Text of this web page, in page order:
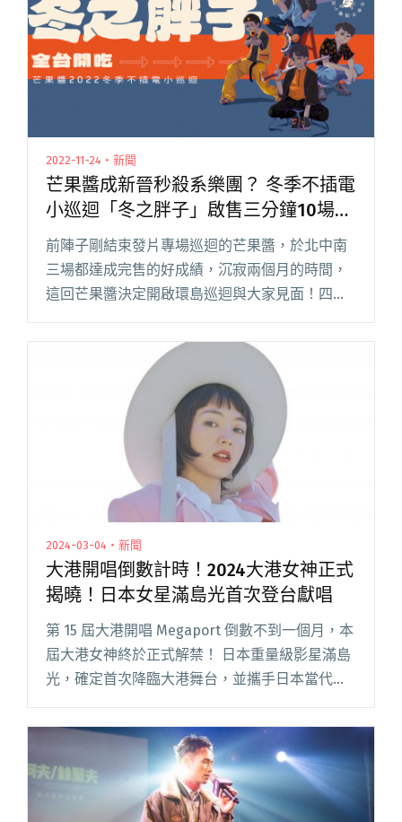
2022-11-24・新聞
芒果醬成新晉秒殺系樂團？ 冬季不插電
小巡迴「冬之胖子」啟售三分鐘10場秒
殺
前陣子剛結束發片專場巡迴的芒果醬，於北中南
三場都達成完售的好成績，沉寂兩個月的時間，
這回芒果醬決定開啟環島巡迴與大家見面！四位
團員皆為淡江大學吉他社出身，這次巡迴也將回
歸本位，以不插電的形式呈現，帶給大家有別於
專場的體驗。 本次巡迴的主題，閱讀全文 "芒果
醬成新晉秒殺系樂團？ 冬季不插電小巡迴「冬之
胖子」啟售三分鐘10場秒殺"
2024-03-04・新聞
大港開唱倒數計時！2024大港女神正式
揭曉！日本女星滿島光首次登台獻唱
第 15 屆大港開唱 Megaport 倒數不到一個月，本
屆大港女神終於正式解禁！ 日本重量級影星滿島
光，確定首次降臨大港舞台，並攜手日本當代爵
全文 "大港開唱倒數計時！2024大港女神正式揭
曉！日本女星滿島光首次登台獻唱"